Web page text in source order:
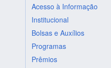
Acesso à Informação
Institucional
Bolsas e Auxílios
Programas
Prêmios